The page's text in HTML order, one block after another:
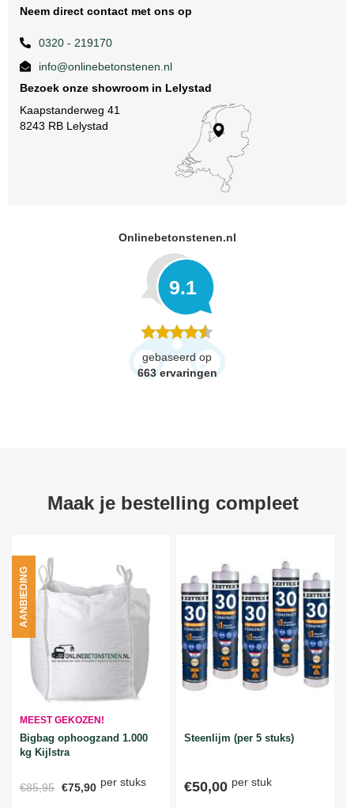
Neem direct contact met ons op
0320 - 219170
info@onlinebetonstenen.nl
Bezoek onze showroom in Lelystad
Kaapstanderweg 41
8243 RB Lelystad
Onlinebetonstenen.nl
9.1
gebaseerd op
663 ervaringen
Maak je bestelling compleet
MEEST GEKOZEN!
Bigbag ophoogzand 1.000
kg Kijlstra
€85,95 €75,90 per stuks
AANBIEDING
Steenlijm (per 5 stuks)
€50,00 per stuk